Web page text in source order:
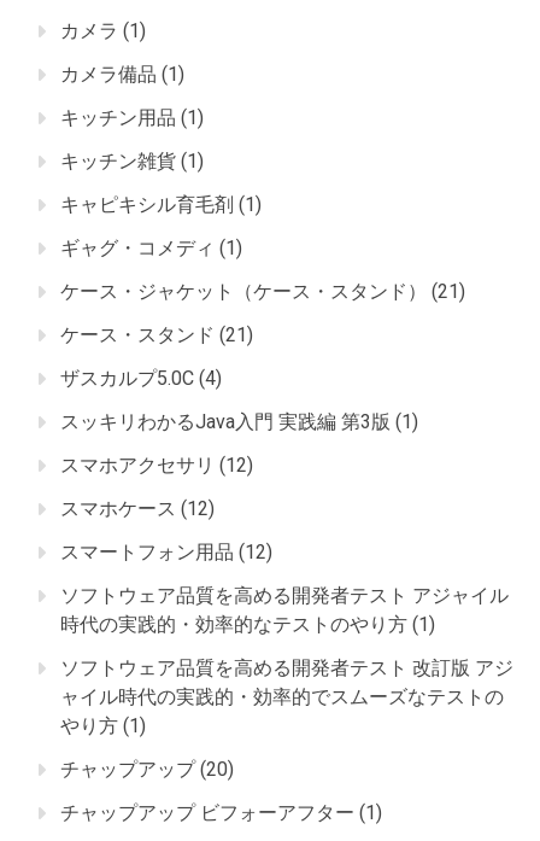
カメラ (1)
カメラ備品 (1)
キッチン用品 (1)
キッチン雑貨 (1)
キャピキシル育毛剤 (1)
ギャグ・コメディ (1)
ケース・ジャケット（ケース・スタンド）
(21)
ケース・スタンド (21)
ザスカルプ5.0C (4)
スッキリわかるJava入門 実践編 第3版 (1)
スマホアクセサリ (12)
スマホケース (12)
スマートフォン用品 (12)
ソフトウェア品質を高める開発者テスト アジャイル
時代の実践的・効率的なテストのやり方 (1)
ソフトウェア品質を高める開発者テスト 改訂版 アジ
ャイル時代の実践的・効率的でスムーズなテストの
やり方 (1)
チャップアップ(20)
チャップアップ ビフォーアフター (1)